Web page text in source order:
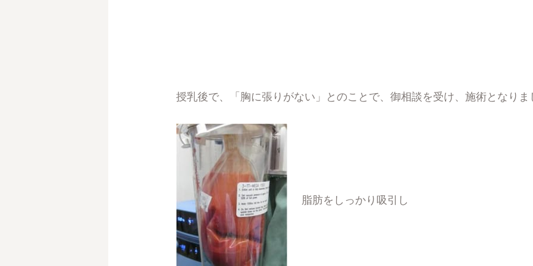
授乳後で、「胸に張りがない」とのことで、御相談を受け、施術となりま
脂肪をしっかり吸引し